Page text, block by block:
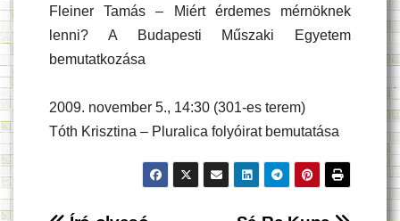
Fleiner Tamás – Miért érdemes mérnöknek
lenni? A Budapesti Műszaki Egyetem
bemutatkozása
2009. november 5., 14:30 (301-es terem)
Tóth Krisztina – Pluralica folyóirat bemutatása